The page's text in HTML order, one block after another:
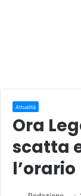
Attualità
Ora
scatta
l’orario